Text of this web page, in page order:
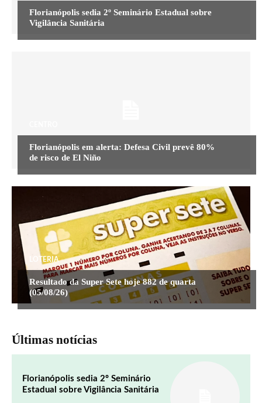
Florianópolis sedia 2º Seminário Estadual sobre
Vigilância Sanitária
Florianópolis em alerta: Defesa Civil prevê 80%
de risco de El Niño
LOTERIA
Resultado da Super Sete hoje 882 de quarta
(05/08/26)
Últimas notícias
Florianópolis sedia 2º Seminário
Estadual sobre Vigilância Sanitária